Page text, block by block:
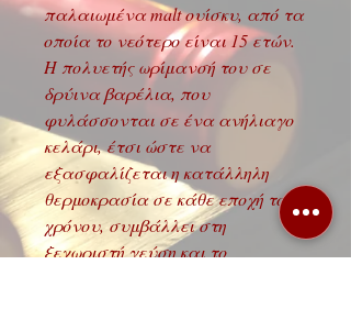
παλαιωμένα malt ουίσκυ, από τα
οποία το νεότερο είναι 15 ετών.
Η πολυετής ωρίμανσή του σε
δρύινα βαρέλια, που
φυλάσσονται σε ένα ανήλιαγο
κελάρι, έτσι ώστε να
εξασφαλίζεται η κατάλληλη
θερμοκρασία σε κάθε εποχή του
χρόνου, συμβάλλει στη
ξεχωριστή γεύση και το